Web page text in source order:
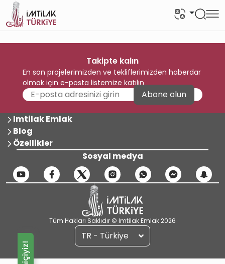
Takipte kalın
En son projelerimizden ve tekliflerimizden haberdar
olmak için e-posta listemize katılın
Abone olun
Imtilak Emlak
Blog
Özellikler
Sosyal medya
Tüm Hakları Saklıdır © Imtilak Emlak 2026
TR - Türkiye